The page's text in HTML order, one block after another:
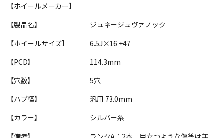
【ホイールメーカー】
【製品名】
ジュネージュヴァノック
【ホイールサイズ】
6.5J×16 +47
【PCD】
114.3mm
【穴数】
5穴
【ハブ径】
汎用 73.0mm
【カラー】
シルバー系
【備考】
ランクA：2本 目立つような傷等は無